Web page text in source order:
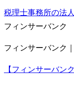
税理士事務所の法
フィンサーバンク
フィンサーバンク
【フィンサーバンク